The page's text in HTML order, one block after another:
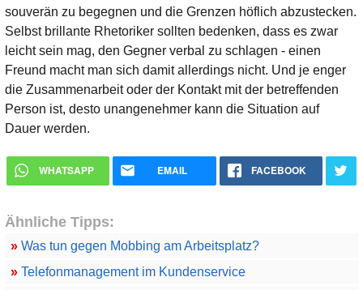
souverän zu begegnen und die Grenzen höflich abzustecken.
Selbst brillante Rhetoriker sollten bedenken, dass es zwar
leicht sein mag, den Gegner verbal zu schlagen - einen
Freund macht man sich damit allerdings nicht. Und je enger
die Zusammenarbeit oder der Kontakt mit der betreffenden
Person ist, desto unangenehmer kann die Situation auf
Dauer werden.
WHATSAPP EMAIL FACEBOOK
Ähnliche Tipps:
»Was tun gegen Mobbing am Arbeitsplatz?
»Telefonmanagement im Kundenservice